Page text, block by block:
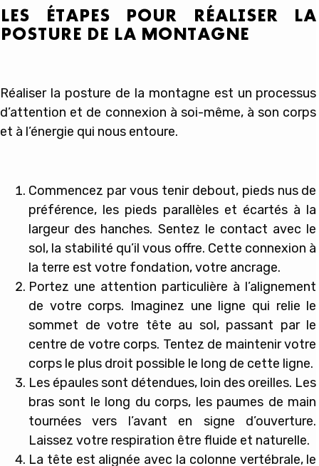
LES ÉTAPES POUR RÉALISER LA
POSTURE DE LA MONTAGNE
Réaliser la posture de la montagne est un processus
d’attention et de connexion à soi-même, à son corps
et à l’énergie qui nous entoure.
Commencez par vous tenir debout, pieds nus de
préférence, les pieds parallèles et écartés à la
largeur des hanches. Sentez le contact avec le
sol, la stabilité qu’il vous offre. Cette connexion à
la terre est votre fondation, votre ancrage.
Portez une attention particulière à l’alignement
de votre corps. Imaginez une ligne qui relie le
sommet de votre tête au sol, passant par le
centre de votre corps. Tentez de maintenir votre
corps le plus droit possible le long de cette ligne.
Les épaules sont détendues, loin des oreilles. Les
bras sont le long du corps, les paumes de main
tournées vers l’avant en signe d’ouverture.
Laissez votre respiration être fluide et naturelle.
La tête est alignée avec la colonne vertébrale, le